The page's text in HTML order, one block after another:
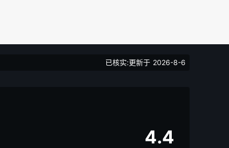
已核实:更新于 2026-8-6
4.4